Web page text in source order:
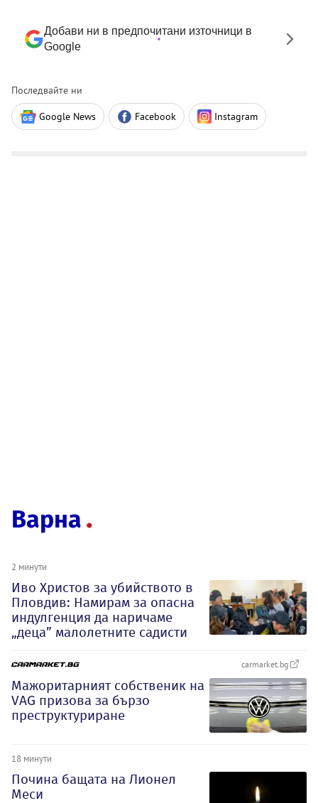
Добави ни в предпочитани източници в
Google
Последвайте ни
Google News Facebook Instagram
Варна
2 минути
Иво Христов за убийството в
Пловдив: Намирам за опасна
индулгенция да наричаме
„деца” малолетните садисти
carmarket.bg
Мажоритарният собственик на
VAG призова за бързо
преструктуриране
18 минути
Почина бащата на Лионел
Меси